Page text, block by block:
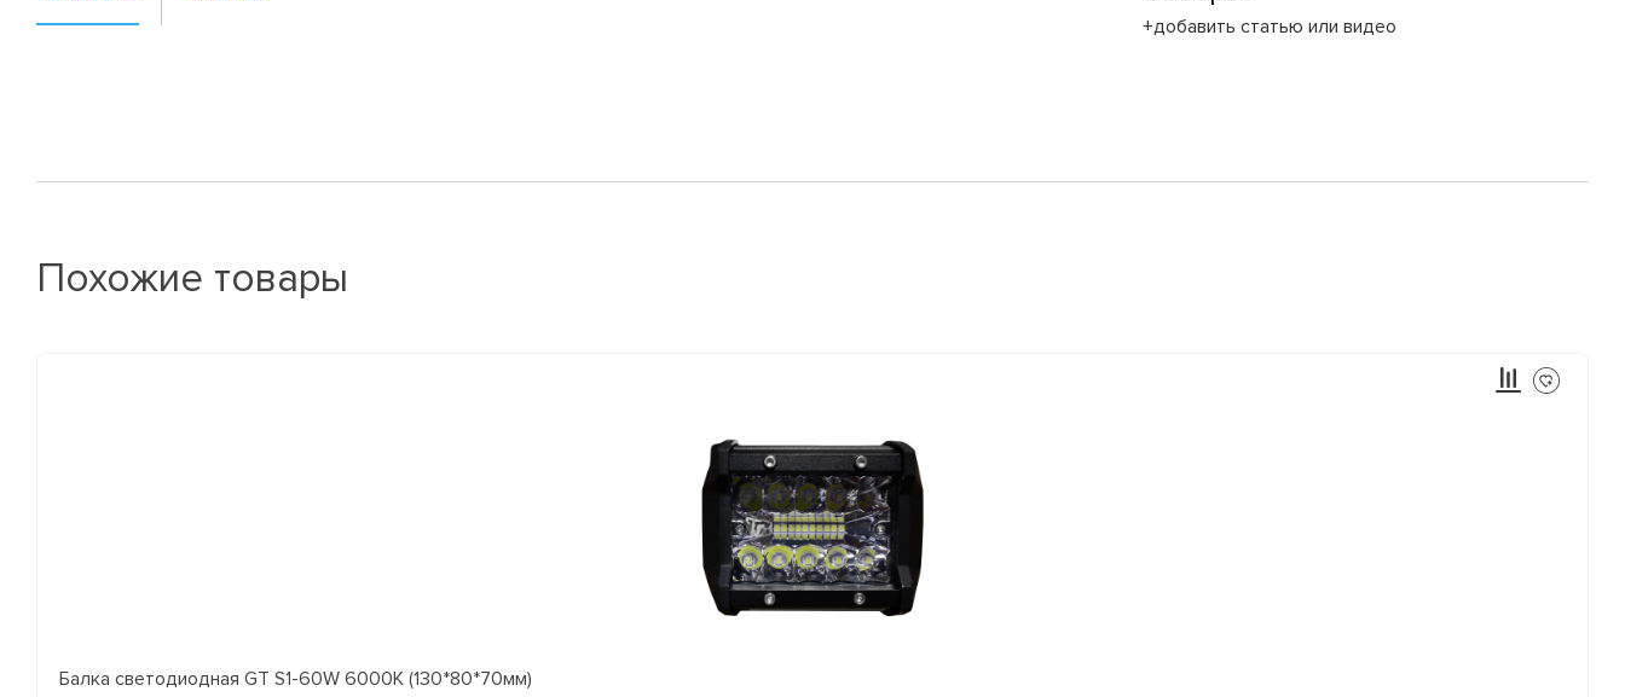
+добавить статью или видео
Похожие товары
Балка светодиодная GT S1-60W 6000K (130*80*70мм)